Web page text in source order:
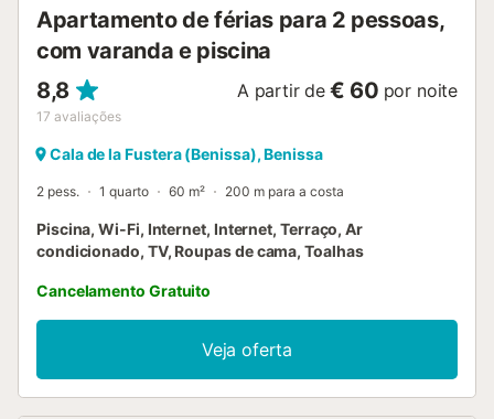
Apartamento de férias para 2 pessoas,
com varanda e piscina
8,8
17 avaliações
A partir de € 60 por noite
Cala de la Fustera (Benissa), Benissa
2 pess. 1 quarto 60 m² 200 m para a costa
Piscina, Wi-Fi, Internet, Internet, Terraço, Ar
condicionado, TV, Roupas de cama, Toalhas
Cancelamento Gratuito
Veja oferta